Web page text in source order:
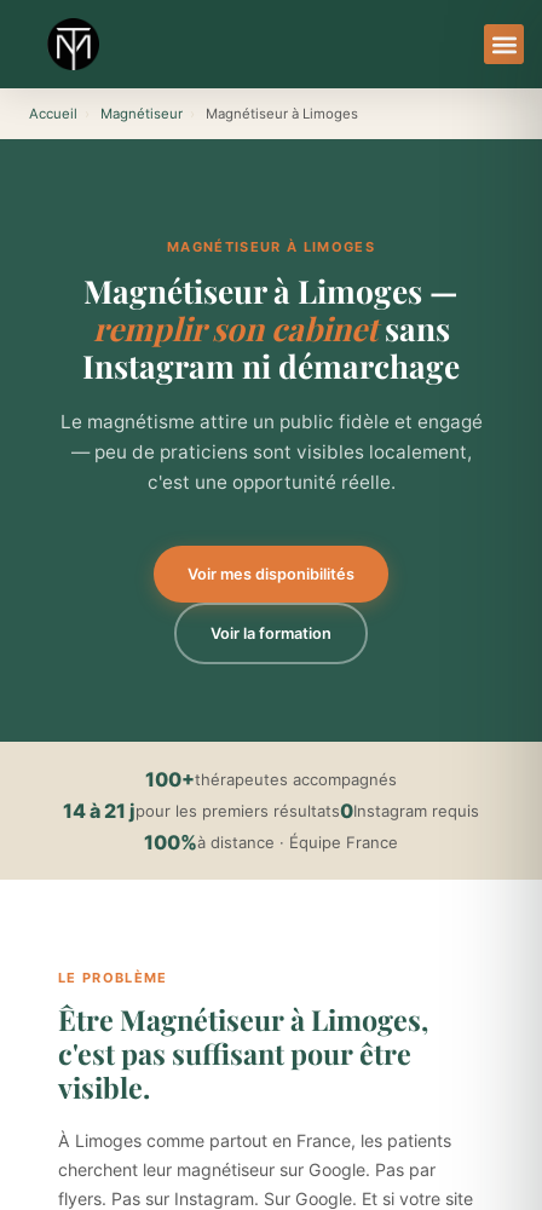
contenu
Accueil Magnétiseur Magnétiseur à Limoges
MAGNÉTISEUR À LIMOGES
Magnétiseur à Limoges —
remplir son cabinetsans
Instagram ni démarchage
Le magnétisme attire un public fidèle et engagé
— peu de praticiens sont visibles localement,
c'est une opportunité réelle.
Voir mes disponibilités
Voir la formation
100+thérapeutes accompagnés
14 à 21 jpour les premiers résultats0Instagram requis
100%à distance · Équipe France
LE PROBLÈME
Être Magnétiseur à Limoges,
c'est pas suffisant pour être
visible.
À Limoges comme partout en France, les patients
cherchent leur magnétiseur sur Google. Pas par
flyers. Pas sur Instagram. Sur Google. Et si votre site